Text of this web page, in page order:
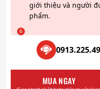
giới thiệu và người
phẩm.
MUA NGAY